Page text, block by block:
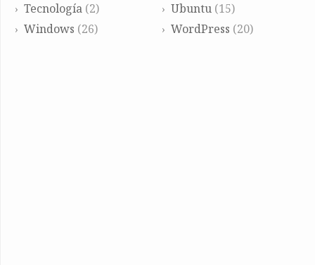
Tecnología (2) Ubuntu(15)
Windows (26) WordPress (20)